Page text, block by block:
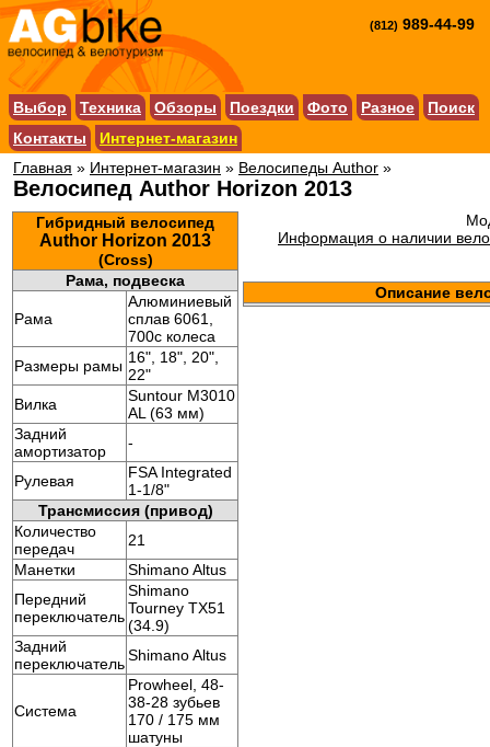
(812) 989-44-99
Выбор Техника Обзоры Поездки Фото Разное
Поиск
Контакты
Интернет-магазин
Главная » Интернет-магазин » Велосипеды Author »
Велосипед Author Horizon 2013
Гибридный велосипед
Author Horizon 2013
(Cross)
Рама, подвеска
Рама
Алюминиевый
сплав 6061,
700c колеса
Размеры рамы 16", 18", 20",
22"
Вилка
Suntour M3010
AL (63 мм)
Задний
амортизатор
-
Рулевая
FSA Integrated
1-1/8"
Трансмиссия (привод)
Количество
передач
21
Манетки
Shimano Altus
Передний
переключатель
Shimano
Tourney TX51
(34.9)
Задний
переключательShimano Altus
Система
Prowheel, 48-
38-28 зубьев
170 / 175 мм
шатуны
Информация о наличии
Описание